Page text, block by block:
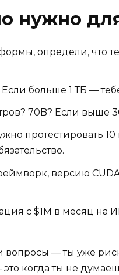
нужно
определи, что
Если больше 1 ТБ —
70B? Если выше
протестировать
версию
с $1M в месяц на
вопросы — ты уже
когда ты не